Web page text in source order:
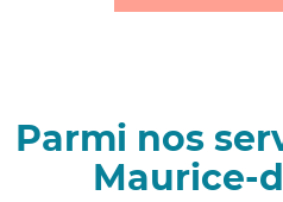
Parmi nos
Maurice-